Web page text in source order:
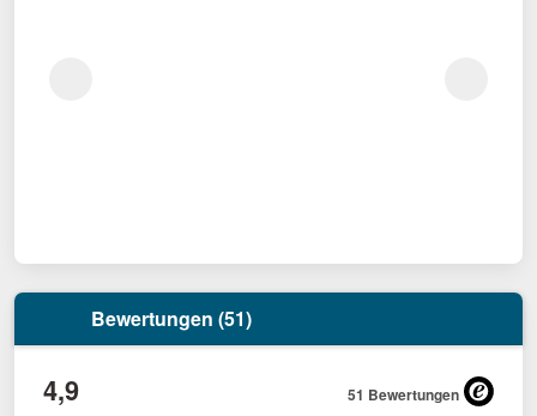
Bewertungen (51)
4,9 51 Bewertungen